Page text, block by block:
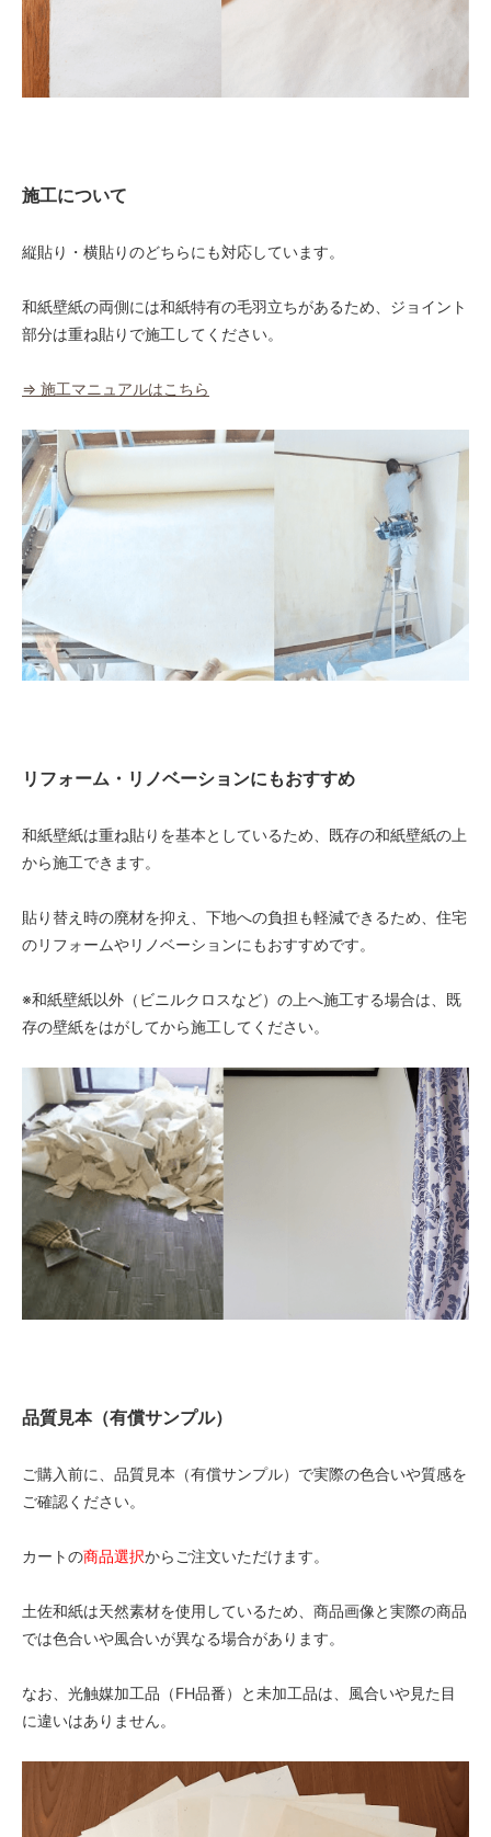
施工について
縦貼り・横貼りのどちらにも対応しています。
和紙壁紙の両側には和紙特有の毛羽立ちがあるため、ジョイント
部分は重ね貼りで施工してください。
⇒ 施工マニュアルはこちら
リフォーム・リノベーションにもおすすめ
和紙壁紙は重ね貼りを基本としているため、既存の和紙壁紙の上
から施工できます。
貼り替え時の廃材を抑え、下地への負担も軽減できるため、住宅
のリフォームやリノベーションにもおすすめです。
※和紙壁紙以外（ビニルクロスなど）の上へ施工する場合は、既
存の壁紙をはがしてから施工してください。
品質見本（有償サンプル）
ご購入前に、品質見本（有償サンプル）で実際の色合いや質感を
ご確認ください。
カートの商品選択からご注文いただけます。
土佐和紙は天然素材を使用しているため、商品画像と実際の商品
では色合いや風合いが異なる場合があります。
なお、光触媒加工品（FH品番）と未加工品は、風合いや見た目
に違いはありません。